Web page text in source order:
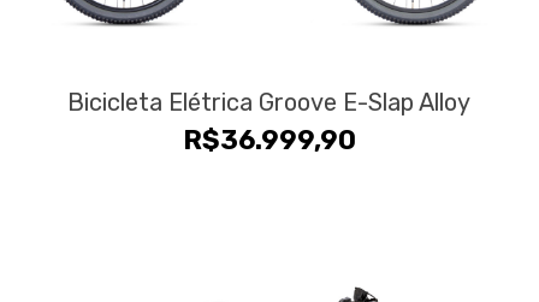
Bicicleta Elétrica Groove E-Slap Alloy
R$36.999,90